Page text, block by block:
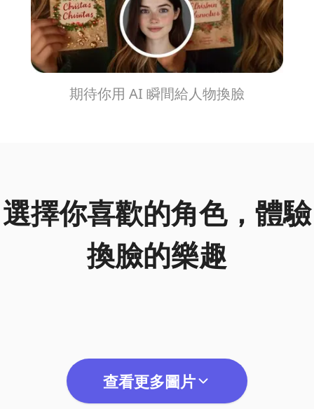
期待你用 AI 瞬間給人物換臉
選擇你喜歡的角色，體驗
換臉的樂趣
查看更多圖片